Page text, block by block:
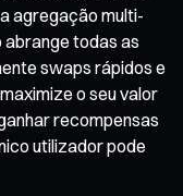
agregação multi-
todas as
swaps rápidos e
o seu valor
recompensas
utilizador pode